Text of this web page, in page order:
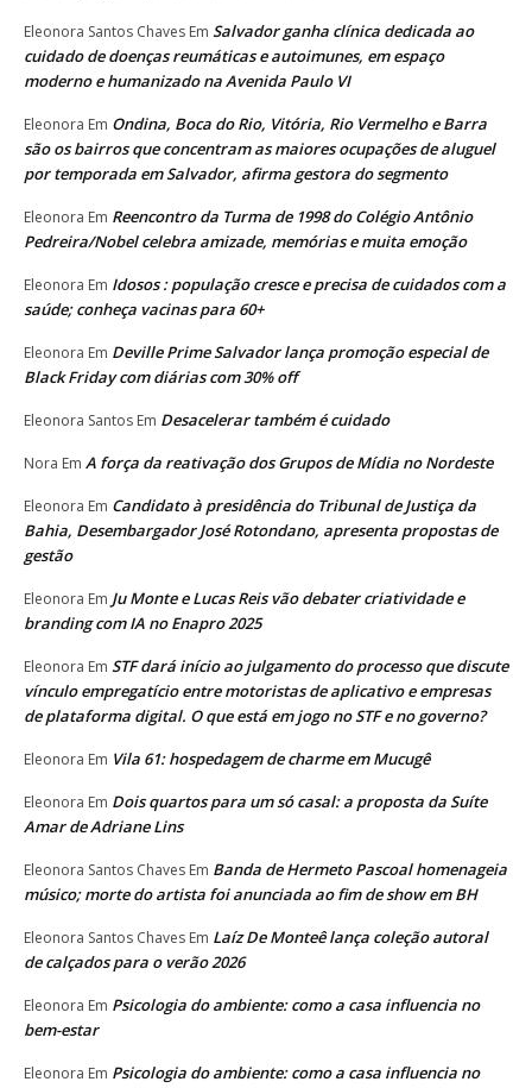
Eleonora Santos Chaves Em Salvador ganha clínica dedicada ao
cuidado de doenças reumáticas e autoimunes, em espaço
moderno e humanizado na Avenida Paulo VI
Eleonora Em Ondina, Boca do Rio, Vitória, Rio Vermelho e Barra
são os bairros que concentram as maiores ocupações de aluguel
por temporada em Salvador, afirma gestora do segmento
Eleonora Em Reencontro da Turma de 1998 do Colégio Antônio
Pedreira/Nobel celebra amizade, memórias e muita emoção
Eleonora Em Idosos : população cresce e precisa de cuidados com a
saúde; conheça vacinas para 60+
Eleonora Em Deville Prime Salvador lança promoção especial de
Black Friday com diárias com 30% off
Eleonora Santos Em Desacelerar também é cuidado
Nora Em A força da reativação dos Grupos de Mídia no Nordeste
Eleonora Em Candidato à presidência do Tribunal de Justiça da
Bahia, Desembargador José Rotondano, apresenta propostas de
gestão
Eleonora Em Ju Monte e Lucas Reis vão debater criatividade e
branding com IA no Enapro 2025
Eleonora Em STF dará início ao julgamento do processo que discute
vínculo empregatício entre motoristas de aplicativo e empresas
de plataforma digital. O que está em jogo no STF e no governo?
Eleonora Em Vila 61: hospedagem de charme em Mucugê
Eleonora Em Dois quartos para um só casal: a proposta da Suíte
Amar de Adriane Lins
Eleonora Santos Chaves Em Banda de Hermeto Pascoal homenageia
músico; morte do artista foi anunciada ao fim de show em BH
Eleonora Santos Chaves Em Laíz De Monteê lança coleção autoral
de calçados para o verão 2026
Eleonora Em Psicologia do ambiente: como a casa influencia no
bem-estar
Eleonora Em Psicologia do ambiente: como a casa influencia no